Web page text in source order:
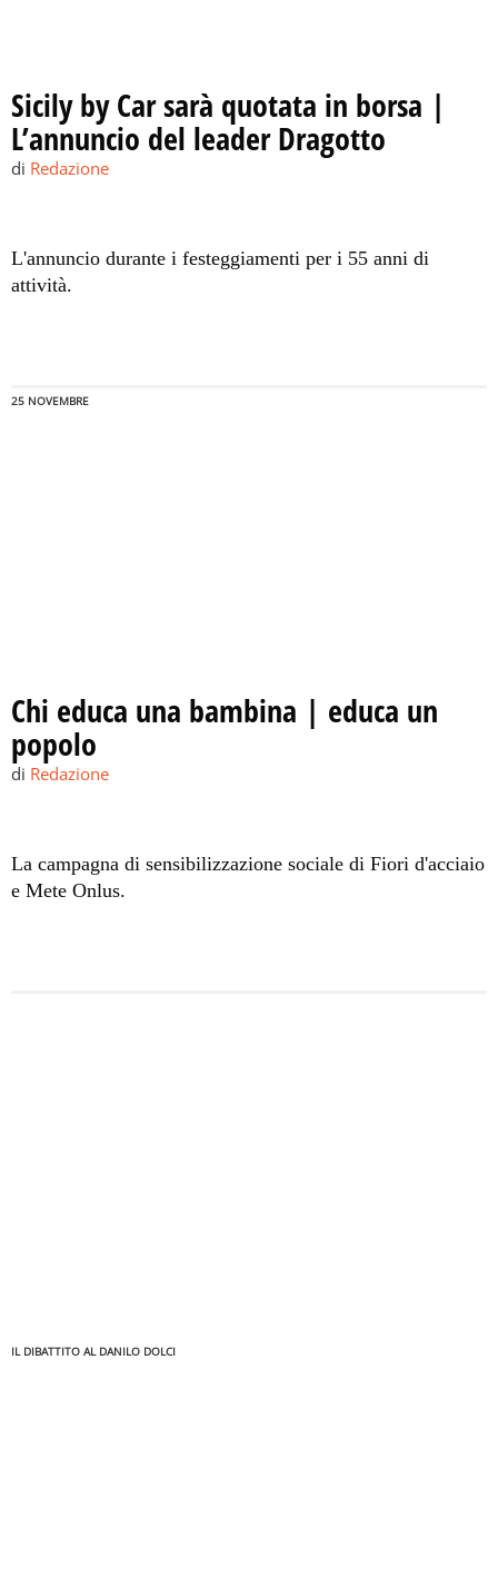
Sicily by Car sarà quotata in borsa |
L’annuncio del leader Dragotto
di Redazione
L'annuncio durante i festeggiamenti per i 55 anni di
attività.
25 NOVEMBRE
Chi educa una bambina | educa un
popolo
di Redazione
La campagna di sensibilizzazione sociale di Fiori d'acciaio
e Mete Onlus.
IL DIBATTITO AL DANILO DOLCI